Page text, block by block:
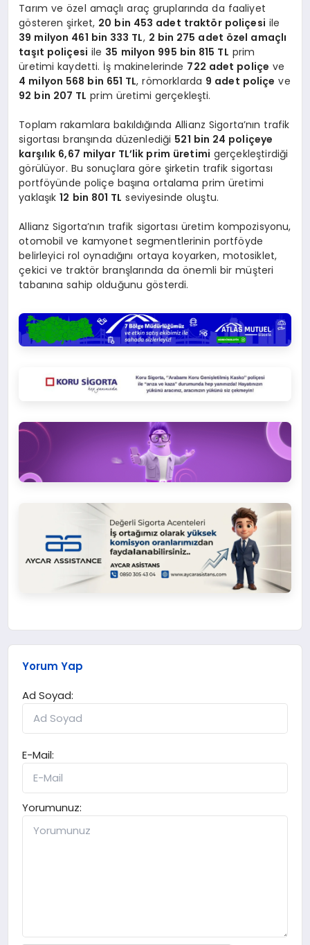
Tarım ve özel amaçlı araç gruplarında da faaliyet
gösteren şirket, 20 bin 453 adet traktör poliçesi ile
39 milyon 461 bin 333 TL, 2 bin 275 adet özel amaçlı
taşıt poliçesi ile 35 milyon 995 bin 815 TL prim
üretimi kaydetti. İş makinelerinde 722 adet poliçe ve
4 milyon 568 bin 651 TL, römorklarda 9 adet poliçe ve
92 bin 207 TL prim üretimi gerçekleşti.
Toplam rakamlara bakıldığında Allianz Sigorta’nın trafik
sigortası branşında düzenlediği 521 bin 24 poliçeye
karşılık 6,67 milyar TL’lik prim üretimi gerçekleştirdiği
görülüyor. Bu sonuçlara göre şirketin trafik sigortası
portföyünde poliçe başına ortalama prim üretimi
yaklaşık12 bin 801 TL seviyesinde oluştu.
Allianz Sigorta’nın trafik sigortası üretim kompozisyonu,
otomobil ve kamyonet segmentlerinin portföyde
belirleyici rol oynadığını ortaya koyarken, motosiklet,
çekici ve traktör branşlarında da önemli bir müşteri
tabanına sahip olduğunu gösterdi.
Yorum Yap
Ad Soyad:
E-Mail:
Yorumunuz: